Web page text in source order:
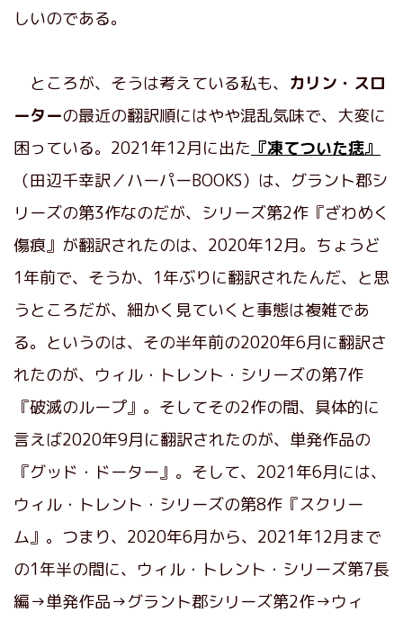
しいのである。
ところが、そうは考えている私も、 カリン・スロ
ーターの最近の翻訳順にはやや混乱気味で、大変に
困っている。2021年12月に出た 『凍てついた痣』
（田辺千幸訳／ハーパーBOOKS）は、グラント郡シ
リーズの第3作なのだが、シリーズ第2作『ざわめく
傷痕』が翻訳されたのは、2020年12月。ちょうど
1年前で、そうか、1年ぶりに翻訳されたんだ、と思
うところだが、細かく見ていくと事態は複雑であ
る。というのは、その半年前の2020年6月に翻訳さ
れたのが、ウィル・トレント・シリーズの第7作
『破滅のループ』。そしてその2作の間、具体的に
言えば2020年9月に翻訳されたのが、単発作品の
『グッド・ドーター』。そして、2021年6月には、
ウィル・トレント・シリーズの第8作『スクリー
ム』。つまり、2020年6月から、2021年12月まで
の1年半の間に、ウィル・トレント・シリーズ第7長
編→単発作品→グラント郡シリーズ第2作→ウィ